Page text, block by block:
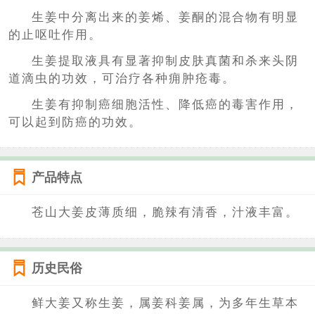
生姜中分离出来的姜烯、姜酮的混合物有明显
的止呕吐作用。
生姜提取液具有显著抑制皮肤真菌和杀来头阴
道滴虫的功效，可治疗各种痈肿疮毒。
生姜有抑制癌细胞活性、降低癌的毒害作用，
可以起到防癌的功效。
产品特点
苍山大姜皮薄质细，脆辣有清香，汁液丰富。
历史民俗
鲜大姜又称生姜，属姜科姜属，为多年生草本